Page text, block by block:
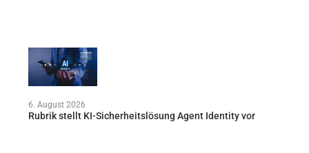
6. August 2026
Rubrik stellt KI-Sicherheitslösung Agent Identity vor